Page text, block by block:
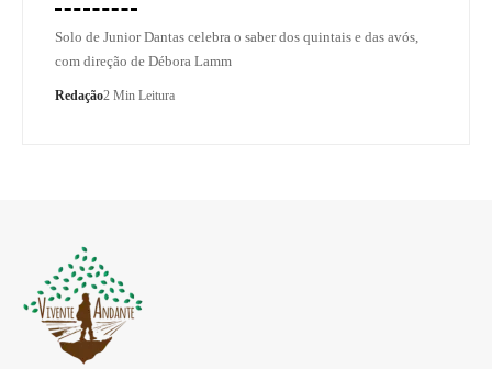
Solo de Junior Dantas celebra o saber dos quintais e das avós,
com direção de Débora Lamm
Redação2 Min Leitura